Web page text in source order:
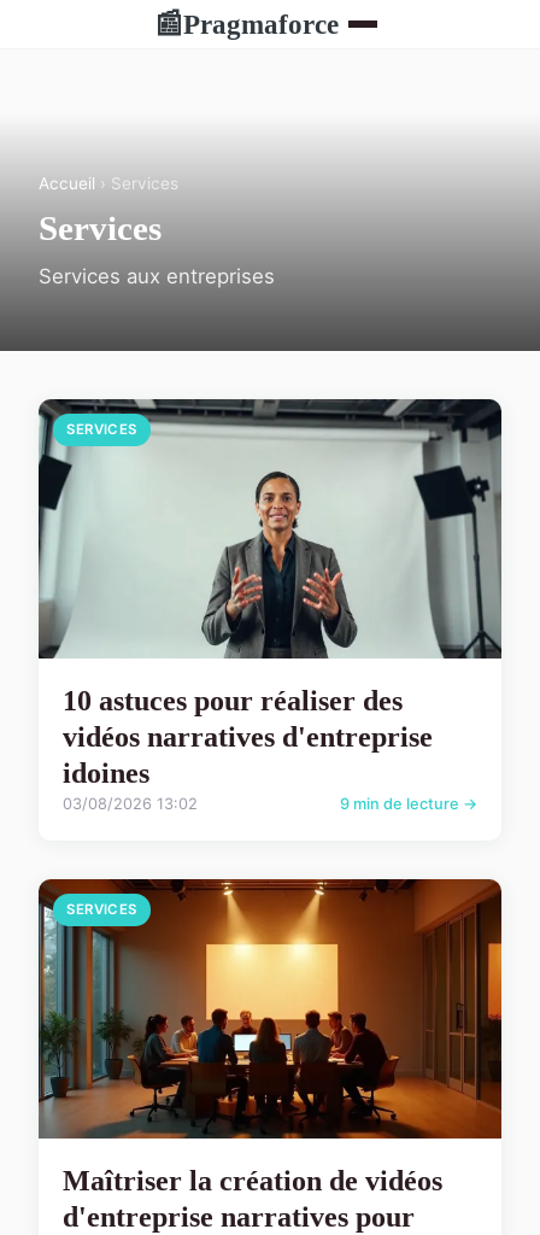
📰Pragmaforce
Accueil › Services
Services
Services aux entreprises
SERVICES
10 astuces pour réaliser des
vidéos narratives d'entreprise
idoines
03/08/2026 13:02 9 min de lecture →
SERVICES
Maîtriser la création de vidéos
d'entreprise narratives pour